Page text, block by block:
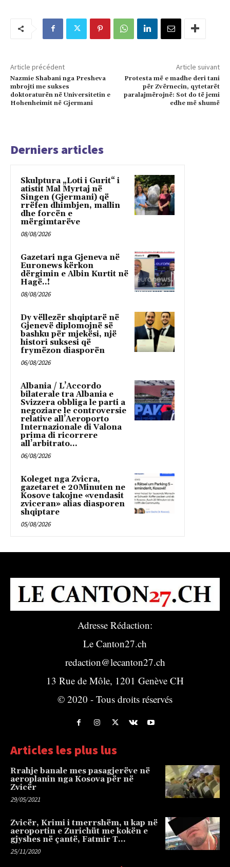
Article précédent
Nazmie Shabani nga Presheva
mbrojti me sukses
doktoraturën në Universitetin e
Hohenheimit në Gjermani
Article suivant
Protesta më e madhe deri tani
për Zvërnecin, qytetarët
paralajmërojnë: Sot do të jemi
edhe më shumë
Derniers articles
Skulptura „Loti i Gurit“ i
atistit Mal Myrtaj në
Singen (Gjermani) që
rrëfen dhimbjen, mallin
dhe forcën e
mërgimtarëve
08/08/2026
Gazetari nga Gjeneva në
Euronews kërkon
dërgimin e Albin Kurtit në
Hagë..!
08/08/2026
Dy vëllezër shqiptarë në
Gjenevë diplomojnë së
bashku për mjekësi, një
histori suksesi që
frymëzon diasporën
06/08/2026
Albania / L’Accordo
bilaterale tra Albania e
Svizzera obbliga le parti a
negoziare le controversie
relative all’Aeroporto
Internazionale di Valona
prima di ricorrere
all’arbitrato...
06/08/2026
Koleget nga Zvicra,
gazetaret e 20Minuten ne
Kosove takojne «vendasit
zviceran» alias diasporen
shqiptare
05/08/2026
Adresse Rédaction:
Le Canton27.ch
redaction@lecanton27.ch
13 Rue de Môle, 1201 Genève CH
© 2020 - Tous droits réservés
Articles les plus lus
Rrahje banale mes pasagjerëve në
aeroplanin nga Kosova për në
Zvicër
29/05/2021
Zvicër, Krimi i tmerrshëm, u kap në
aeroportin e Zurichüt me kokën e
gjyshes në çantë, Fatmir T…
25/11/2020